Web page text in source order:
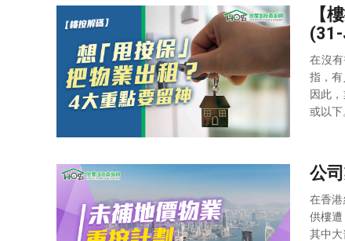
【
在沒
指，
因此
或以下
公
在香
供樓遭
其中